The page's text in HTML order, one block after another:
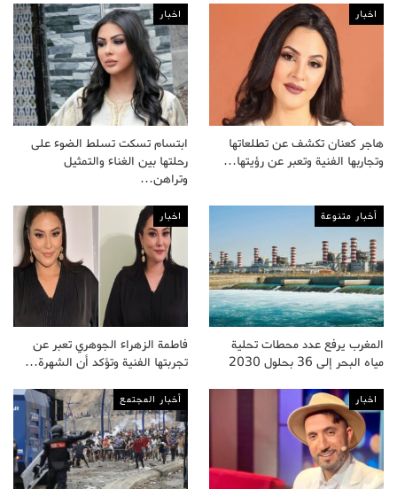
اخبار
هاجر كعنان تكشف عن تطلعاتها
وتجاربها الفنية وتعبر عن رؤيتها…
اخبار
ابتسام تسكت تسلط الضوء على
رحلتها بين الغناء والتمثيل
وتراهن…
أخبار متنوعة
المغرب يرفع عدد محطات تحلية
مياه البحر إلى 36 بحلول 2030
اخبار
فاطمة الزهراء الجوهري تعبر عن
تجربتها الفنية وتؤكد أن الشهرة…
اخبار أخبار المجتمع